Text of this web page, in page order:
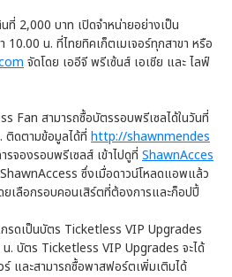
ที่ 2,000 บาท เปิดจำหน่ายอย่างเป็น
10.00 น. ที่ไทยทิคเก็ตเมเจอร์ทุกสาขา หรือ
จัดโดย เออีจี พรีเซ้นส์ เอเชีย และ ไลฟ์
Fan สามารถซื้อบัตรรอบพรีเซลได้ในวันที่
ติดตามข้อมูลได้ที่ http://shawnmendes
รจองรอบพรีเซลส์ เข้าไปดูที่ ShawnAcces
ซึ่งเมื่อดาวน์โหลดแอพแล้ว
ยเลือกรอบคอนเสิร์ตที่ต้องการและก็อปปี้
รดเป็นบัตร Ticketless VIP Upgrades
น. บัตร Ticketless VIP Upgrades จะได้
และสามารถซื้อพาสฟอร์ตเพิ่มเติมได้